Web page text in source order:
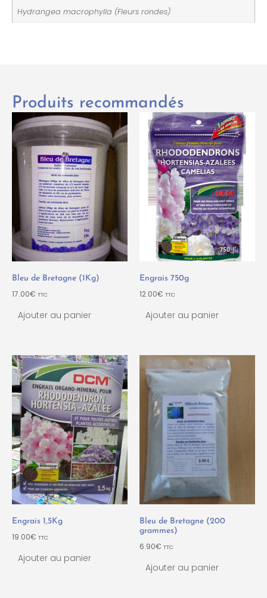
Hydrangea macrophylla (Fleurs rondes)
Produits recommandés
Bleu de Bretagne (1Kg)
17.00€ TTC
Ajouter au panier
Engrais 750g
12.00€ TTC
Ajouter au panier
Engrais 1,5Kg
19.00€ TTC
Ajouter au panier
Bleu de Bretagne (200
grammes)
6.90€ TTC
Ajouter au panier